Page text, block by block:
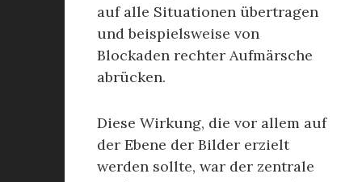
auf alle Situationen übertragen
und beispielsweise von
Blockaden rechter Aufmärsche
abrücken.
Diese Wirkung, die vor allem auf
der Ebene der Bilder erzielt
werden sollte, war der zentrale